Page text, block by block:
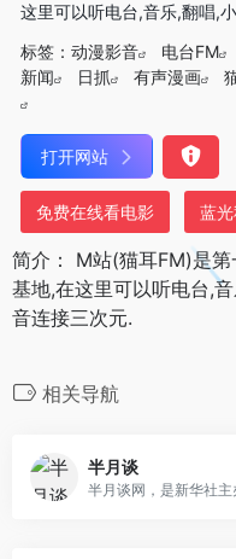
这里可以听电台,音乐,翻唱,
标签： 动漫影音 电台FM
新闻
日抓 有声漫画
打开网站
免费在线看电影 蓝
简介： M站(猫耳FM)是
基地,在这里可以听电台,
音连接三次元.
相关导航
半月谈